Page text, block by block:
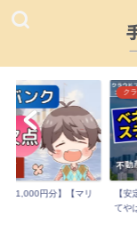
フ1,000円分】【マリ
ク
【
てや